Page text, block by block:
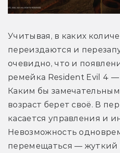
Учитывая, в каких
переиздаются и
очевидно, что и
ремейка Resident Evil 4
Каким бы
возраст берет своё. В
касается управления и
Невозможность
перемещаться — жуткий